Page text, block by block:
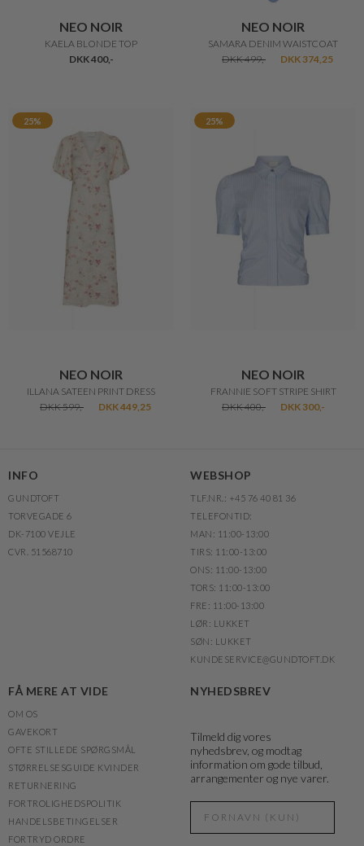
NEO NOIR
KAELA BLONDE TOP
DKK 400,-
NEO NOIR
SAMARA DENIM WAISTCOAT
DKK 499,-
DKK 374,25
25%
NEO NOIR
ILLANA SATEEN PRINT DRESS
DKK 599,-
DKK 449,25
25%
NEO NOIR
FRANNIE SOFT STRIPE SHIRT
DKK 400,-
DKK 300,-
INFO
GUNDTOFT
TORVEGADE 6
DK-7100 VEJLE
CVR. 51568710
WEBSHOP
TLF.NR.: +45 76 40 81 36
TELEFONTID:
MAN: 11:00-13:00
TIRS: 11:00-13:00
ONS: 11:00-13:00
TORS: 11:00-13:00
FRE: 11:00-13:00
LØR: LUKKET
SØN: LUKKET
KUNDESERVICE@GUNDTOFT.DK
FÅ MERE AT VIDE
OM OS
GAVEKORT
OFTE STILLEDE SPØRGSMÅL
STØRRELSESGUIDE KVINDER
RETURNERING
FORTROLIGHEDSPOLITIK
HANDELSBETINGELSER
FORTRYD ORDRE
NYHEDSBREV
Tilmeld dig vores
nyhedsbrev, og modtag
information om gode tilbud,
arrangementer og nye varer.